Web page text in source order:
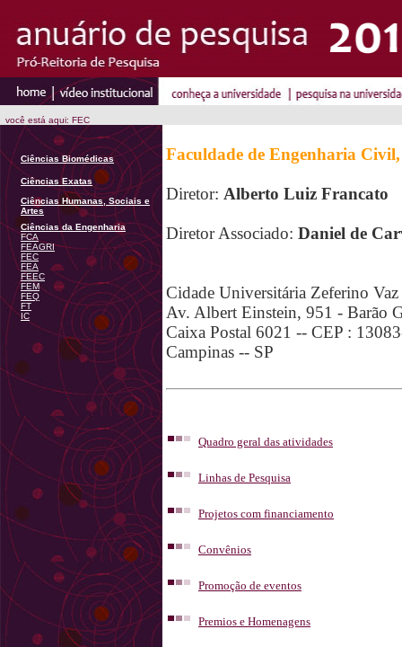
você está aqui: FEC
Ciências Biomédicas
Ciências Exatas
Ciências Humanas, Sociais e
Artes
Ciências da Engenharia
FCA
FEAGRI
FEC
FEA
FEEC
FEM
FEQ
FT
IC
Faculdade de Engenharia
Diretor: Alberto Luiz Francato
Diretor Associado: Daniel de
Cidade Universitária Zeferino Vaz
Av. Albert Einstein, 951 - Barão
Caixa Postal 6021 -- CEP :
Campinas -- SP
Quadro geral das atividades
Linhas de Pesquisa
Projetos com financiamento
Convênios
Promoção de eventos
Premios e Homenagens